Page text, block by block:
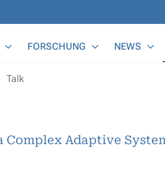
FORSCHUNG NEWS
Talk
Complex Adaptive